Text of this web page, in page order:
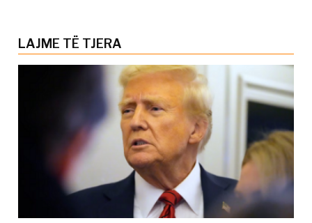
LAJME TË TJERA